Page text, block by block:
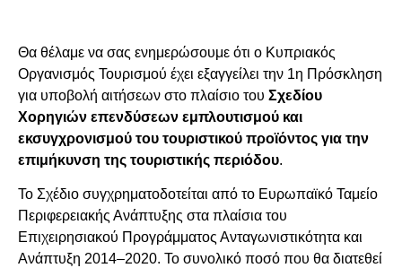
Θα θέλαμε να σας ενημερώσουμε ότι ο Κυπριακός
Οργανισμός Τουρισμού έχει εξαγγείλει την 1η Πρόσκληση
για υποβολή αιτήσεων στο πλαίσιο του Σχεδίου
Χορηγιών επενδύσεων εμπλουτισμού και
εκσυγχρονισμού του τουριστικού προϊόντος για την
επιμήκυνση της τουριστικής περιόδου.
Το Σχέδιο συγχρηματοδοτείται από το Ευρωπαϊκό Ταμείο
Περιφερειακής Ανάπτυξης στα πλαίσια του
Επιχειρησιακού Προγράμματος Ανταγωνιστικότητα και
Ανάπτυξη 2014–2020. Το συνολικό ποσό που θα διατεθεί